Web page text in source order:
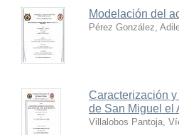
Modelación del
Pérez González,
Caracterización
de San Miguel el
Villalobos Pantoja,